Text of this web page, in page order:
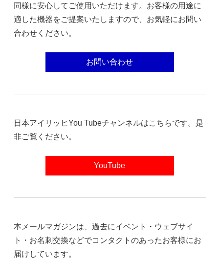
同様に安心してご使用いただけます。お客様の用途に
適した機器をご提案いたしますので、お気軽にお問い
合わせください。
お問い合わせ
日本アイリッヒYou Tubeチャンネルはこちらです。是
非ご覧ください。
YouTube
本メールマガジンは、過去にイベント・ウェブサイ
ト・お名刺交換などでコンタクトのあったお客様にお
届けしています。